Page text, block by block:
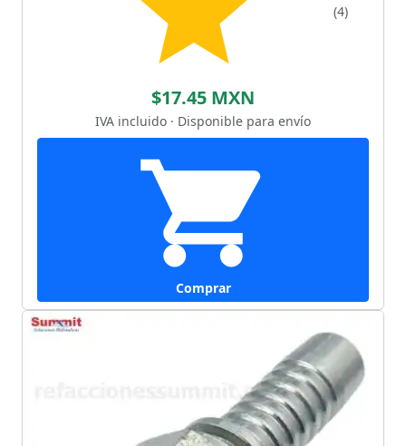
(4)
$17.45 MXN
IVA incluido · Disponible para envío
Comprar